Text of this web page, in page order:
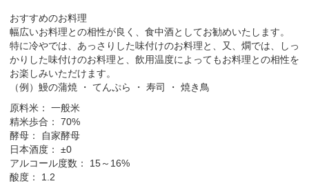
おすすめのお料理
幅広いお料理との相性が良く、食中酒としてお勧めいたします。
特に冷やでは、あっさりした味付けのお料理と、又、燗では、しっ
かりした味付けのお料理と、飲用温度によってもお料理との相性を
お楽しみいただけます。
（例）鰻の蒲焼 ・ てんぷら ・ 寿司 ・ 焼き鳥
原料米： 一般米
精米歩合： 70%
酵母： 自家酵母
日本酒度： ±0
アルコール度数： 15～16%
酸度： 1.2